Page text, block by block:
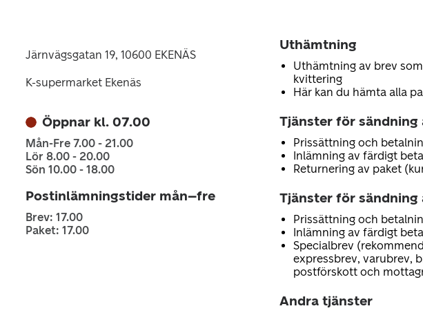
Järnvägsgatan 19, 10600 EKENÄS
K-supermarket Ekenäs
Öppnar kl. 07.00
Mån-Fre 7.00 - 21.00
Lör 8.00 - 20.00
Sön 10.00 - 18.00
Postinlämningstider mån–fre
Brev: 17.00
Paket: 17.00
Uthämtning
Uthämtning av brev
kvittering
Här kan du hämta alla
Tjänster för sändning
Prissättning och
Inlämning av färdigt
Returnering av paket
Tjänster för sändning
Prissättning och
Inlämning av färdigt
Specialbrev
expressbrev, varubrev,
postförskott och
Andra tjänster